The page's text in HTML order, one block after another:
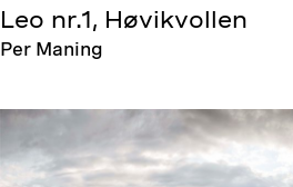
Leo nr.1, Høvikvollen
Per Maning